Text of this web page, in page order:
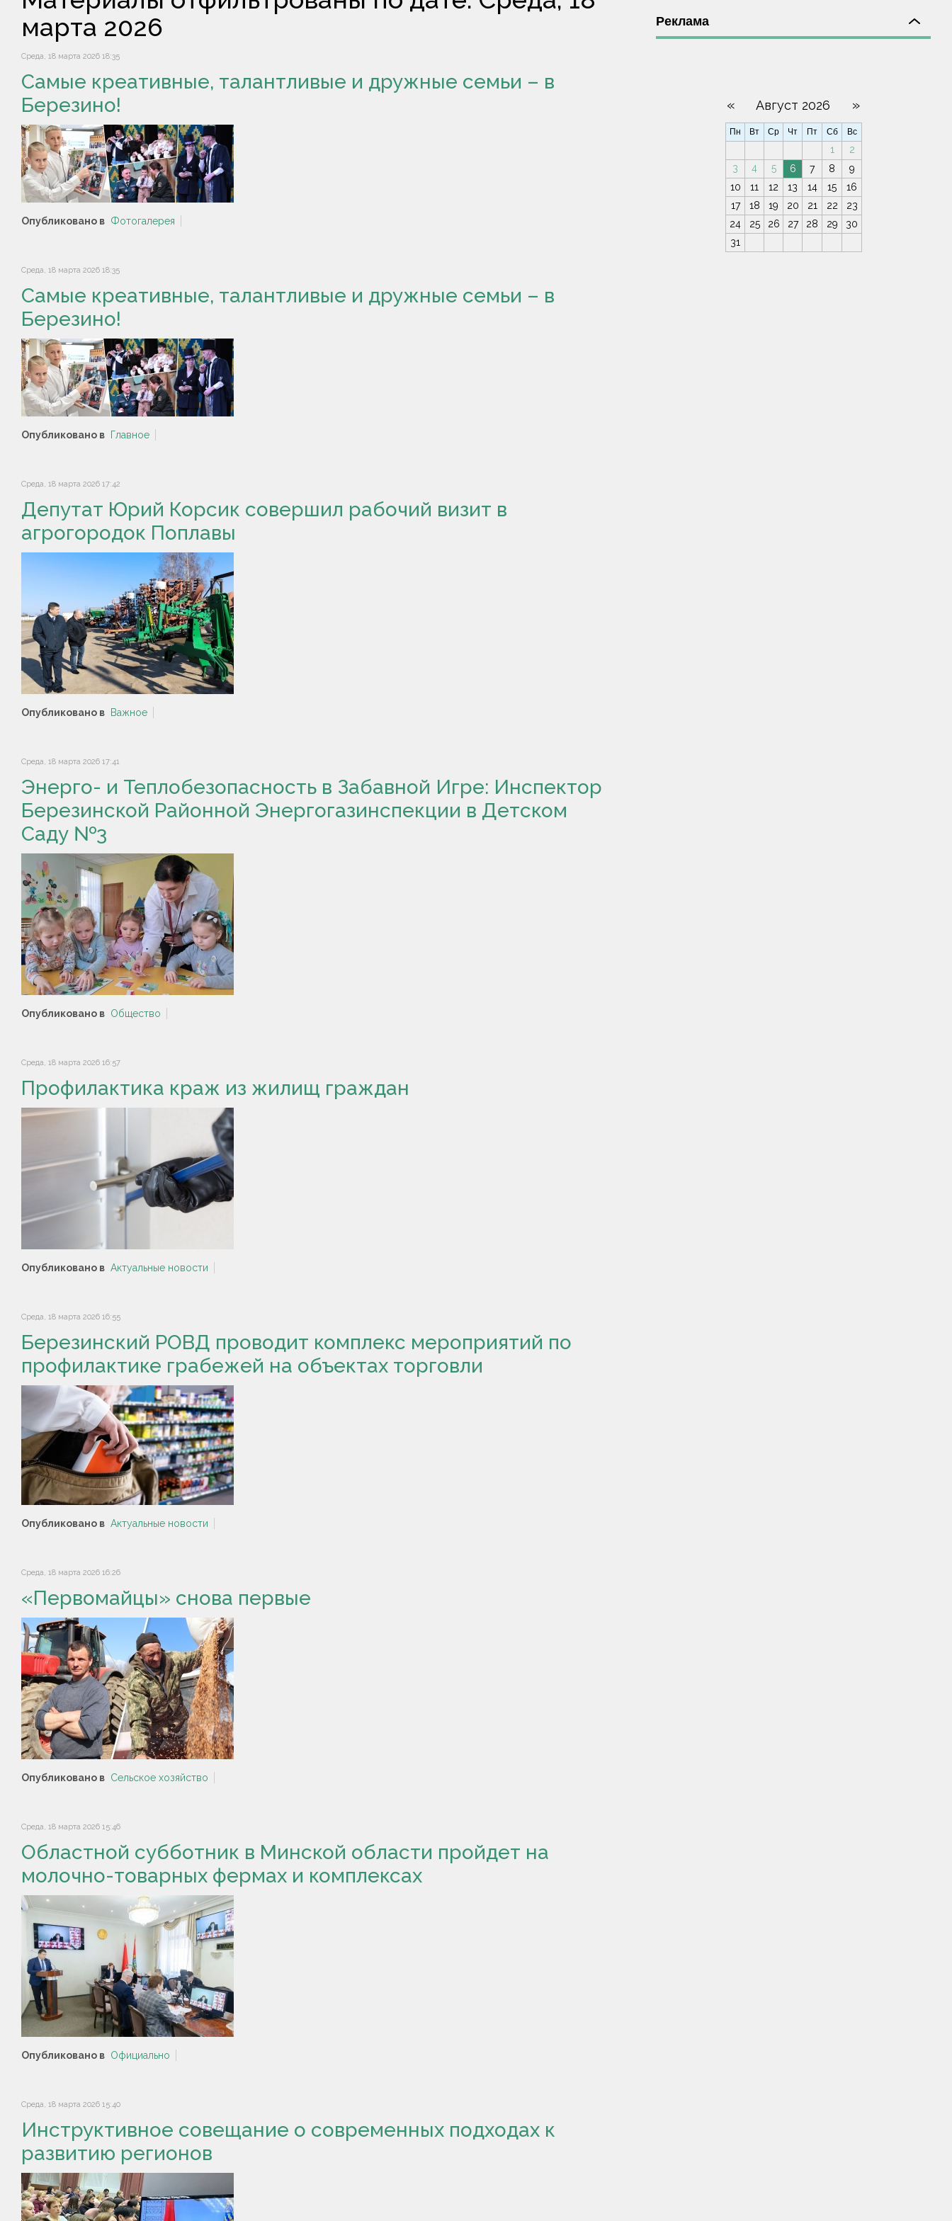
марта 2026
Среда, 18 марта 2026 18:35
Самые креативные, талантливые и дружные семьи – в
Березино!
Опубликовано в Фотогалерея
Среда, 18 марта 2026 18:35
Самые креативные, талантливые и дружные семьи – в
Березино!
Опубликовано в Главное
Среда, 18 марта 2026 17:42
Депутат Юрий Корсик совершил рабочий визит в
агрогородок Поплавы
Опубликовано в Важное
Среда, 18 марта 2026 17:41
Энерго- и Теплобезопасность в Забавной Игре: Инспектор
Березинской Районной Энергогазинспекции в Детском
Саду №3
Опубликовано в Общество
Среда, 18 марта 2026 16:57
Профилактика краж из жилищ граждан
Опубликовано в Актуальные новости
Среда, 18 марта 2026 16:55
Березинский РОВД проводит комплекс мероприятий по
профилактике грабежей на объектах торговли
Опубликовано в Актуальные новости
Среда, 18 марта 2026 16:26
«Первомайцы» снова первые
Опубликовано в Сельское хозяйство
Среда, 18 марта 2026 15:46
Областной субботник в Минской области пройдет на
молочно-товарных фермах и комплексах
Опубликовано в Официально
Среда, 18 марта 2026 15:40
Инструктивное совещание о современных подходах к
развитию регионов
Реклама
« Август 2026 »
Пн Вт Ср Чт Пт Сб Вс
1
2
3
4 5 6 7 8
9
10
11 12 13 14 15
16
17
18 19 20 21 22
23
24
25 26 27 28 29
30
31